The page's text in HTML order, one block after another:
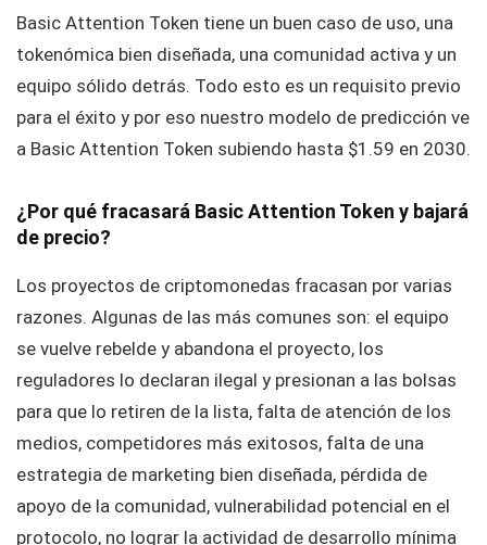
Basic Attention Token tiene un buen caso de uso, una
tokenómica bien diseñada, una comunidad activa y un
equipo sólido detrás. Todo esto es un requisito previo
para el éxito y por eso nuestro modelo de predicción ve
a Basic Attention Token subiendo hasta $1.59 en 2030.
¿Por qué fracasará Basic Attention Token y bajará
de precio?
Los proyectos de criptomonedas fracasan por varias
razones. Algunas de las más comunes son: el equipo
se vuelve rebelde y abandona el proyecto, los
reguladores lo declaran ilegal y presionan a las bolsas
para que lo retiren de la lista, falta de atención de los
medios, competidores más exitosos, falta de una
estrategia de marketing bien diseñada, pérdida de
apoyo de la comunidad, vulnerabilidad potencial en el
protocolo, no lograr la actividad de desarrollo mínima